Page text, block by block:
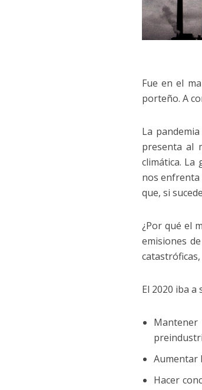
Fue en el
porteño. A
La
presenta al
climática.
nos enfrenta
que, si
¿Por qué el
emisiones
El 2020 iba
Mantener
Aumentar
Hacer